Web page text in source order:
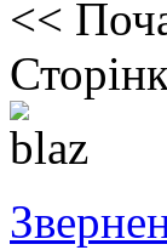
<<